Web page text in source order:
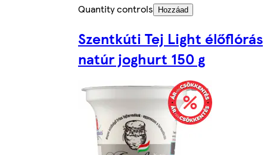
Quantity controls
Hozzáad
Szentkúti Tej Light élőflórás
natúr joghurt 150 g